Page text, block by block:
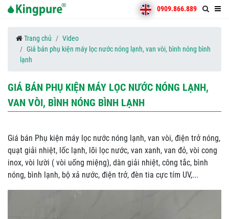
0909.866.889
Trang chủ
Video
Giá bán phụ kiện máy lọc nước nóng lạnh, van vòi, bình nóng bình
lạnh
GIÁ BÁN PHỤ KIỆN MÁY LỌC NƯỚC NÓNG LẠNH,
VAN VÒI, BÌNH NÓNG BÌNH LẠNH
Giá bán Phụ kiện máy lọc nước nóng lạnh, van vòi, điện trở nóng,
quạt giải nhiệt, lốc lạnh, lõi lọc nước, van xanh, van đỏ, vòi cong
inox, vòi lười ( vòi uống miệng), dàn giải nhiệt, công tắc, bình
nóng, bình lạnh, bộ xả nước, điện trở, đèn tia cực tím UV,...